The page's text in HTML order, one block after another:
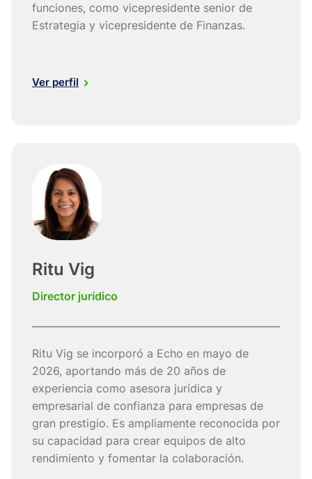
funciones, como vicepresidente senior de
Estrategia y vicepresidente de Finanzas.
Ver perfil
Ritu Vig
Director jurídico
Ritu Vig se incorporó a Echo en mayo de
2026, aportando más de 20 años de
experiencia como asesora jurídica y
empresarial de confianza para empresas de
gran prestigio. Es ampliamente reconocida por
su capacidad para crear equipos de alto
rendimiento y fomentar la colaboración.